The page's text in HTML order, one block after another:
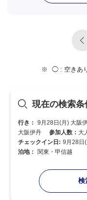
◯ : 空きあ
現在の検索条
行き： 9月28日(月) 大阪
大阪伊丹
参加人数： 大
チェックイン日: 9月28日
泊地：
関東・甲信越
検